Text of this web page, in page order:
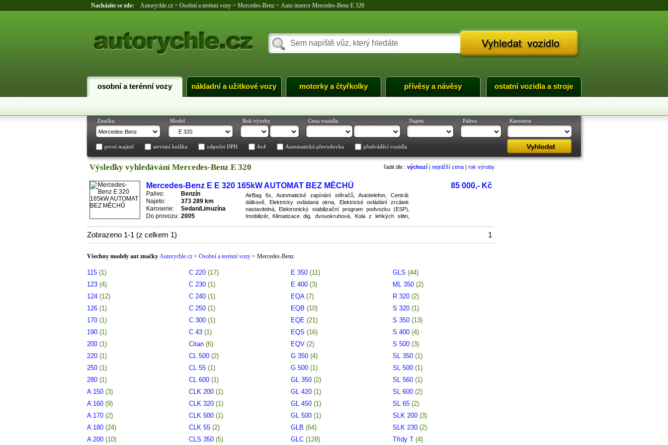
Nacházíte se zde: Autorychle.cz> Osobní a terénní vozy> Mercedes-Benz> Auto inzerce Mercedes-Benz E 320
osobní a terénní vozy nákladní a užitkové vozy motorky a čtyřkolky přívěsy a návěsy ostatní vozidla a stroje
Značka Model Rok výroby Cena vozidla Najeto Palivo Karoserie
první majitel servisní knížka odpočet DPH 4x4 Automatická převodovka předváděcí vozidla
Výsledky vyhledávání Mercedes-Benz E 320 řadit dle : výchozí | nejnižší cena | rok výroby
Mercedes-Benz E E 320 165kW AUTOMAT BEZ MĚCHŮ 85 000,- Kč
Palivo:
Benzín
Najeto:
373 289 km
Karoserie:
Sedan/Limuzína
Do provozu: 2005
AirBag 6x, Automatické zapínání stěračů, Autotelefon, Centrál.
dálkově, Elektricky ovládaná okna, Elektrické ovládání zrcátek
nastavitelná, Elektronický stabilizační program podvozku (ESP),
Imobilizér, Klimatizace dig. dvouokruhová, Kola z lehkých slitin,
Zobrazeno 1-1 (z celkem 1) 1
Všechny modely aut značky Autorychle.cz> Osobní a terénní vozy> Mercedes-Benz
115 (1)
123 (4)
124 (12)
126 (1)
170 (1)
190 (1)
200 (1)
220 (1)
250 (1)
280 (1)
A 150 (3)
A 160 (9)
A 170 (2)
A 180 (24)
A 200 (10)
C 220 (17)
C 230 (1)
C 240 (1)
C 250 (1)
C 300 (1)
C 43 (1)
Citan (6)
CL 500 (2)
CL 55 (1)
CL 600 (1)
CLK 200 (1)
CLK 320 (1)
CLK 500 (1)
CLK 55 (2)
CLS 350 (5)
E 350 (11)
E 400 (3)
EQA (7)
EQB (10)
EQE (21)
EQS (16)
EQV (2)
G 350 (4)
G 500 (1)
GL 350 (2)
GL 420 (1)
GL 450 (1)
GL 500 (1)
GLB (64)
GLC (128)
GLS (44)
ML 350 (2)
R 320 (2)
S 320 (1)
S 350 (13)
S 400 (4)
S 500 (3)
SL 350 (1)
SL 500 (1)
SL 560 (1)
SL 600 (2)
SL 65 (2)
SLK 200 (3)
SLK 230 (2)
Třídy T (4)